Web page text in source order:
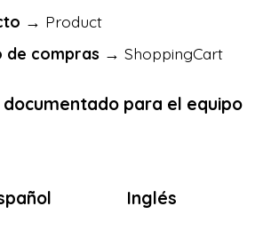
→ Product
de compras → ShoppingCart
documentado para el equipo
Inglés